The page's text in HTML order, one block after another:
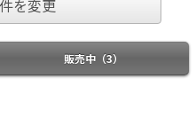
を変更
販売中（3）